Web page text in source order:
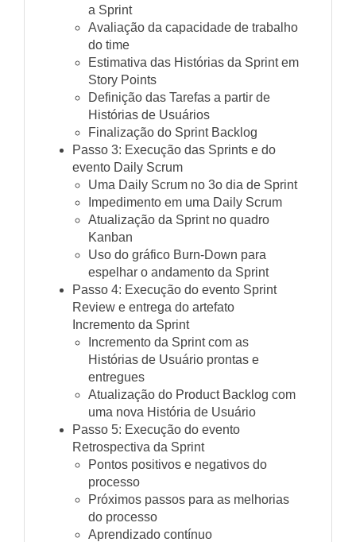
a Sprint
Avaliação da capacidade de trabalho
do time
Estimativa das Histórias da Sprint em
Story Points
Definição das Tarefas a partir de
Histórias de Usuários
Finalização do Sprint Backlog
Passo 3: Execução das Sprints e do
evento Daily Scrum
Uma Daily Scrum no 3o dia de Sprint
Impedimento em uma Daily Scrum
Atualização da Sprint no quadro
Kanban
Uso do gráfico Burn-Down para
espelhar o andamento da Sprint
Passo 4: Execução do evento Sprint
Review e entrega do artefato
Incremento da Sprint
Incremento da Sprint com as
Histórias de Usuário prontas e
entregues
Atualização do Product Backlog com
uma nova História de Usuário
Passo 5: Execução do evento
Retrospectiva da Sprint
Pontos positivos e negativos do
processo
Próximos passos para as melhorias
do processo
Aprendizado contínuo